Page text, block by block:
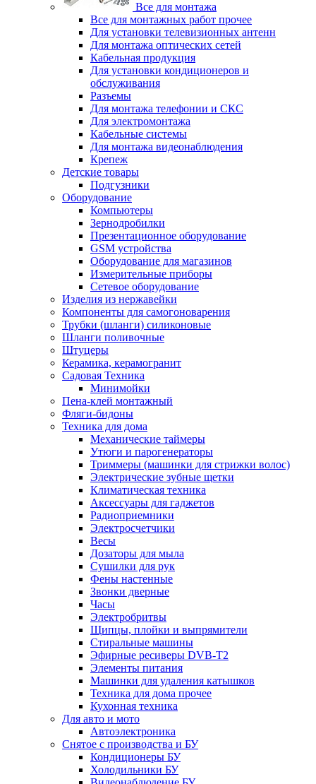
Все для монтажа
Все для монтажных работ прочее
Для установки телевизионных антенн
Для монтажа оптических сетей
Кабельная продукция
Для установки кондиционеров и
обслуживания
Разъемы
Для монтажа телефонии и СКС
Для электромонтажа
Кабельные системы
Для монтажа видеонаблюдения
Крепеж
Детские товары
Подгузники
Оборудование
Компьютеры
Зернодробилки
Презентационное оборудование
GSM устройства
Оборудование для магазинов
Измерительные приборы
Сетевое оборудование
Изделия из нержавейки
Компоненты для самогоноварения
Трубки (шланги) силиконовые
Шланги поливочные
Штуцеры
Керамика, керамогранит
Садовая Техника
Минимойки
Пена-клей монтажный
Фляги-бидоны
Техника для дома
Механические таймеры
Утюги и парогенераторы
Триммеры (машинки для стрижки волос)
Электрические зубные щетки
Климатическая техника
Аксессуары для гаджетов
Радиоприемники
Электросчетчики
Весы
Дозаторы для мыла
Сушилки для рук
Фены настенные
Звонки дверные
Часы
Электробритвы
Щипцы, плойки и выпрямители
Стиральные машины
Эфирные ресиверы DVB-T2
Элементы питания
Машинки для удаления катышков
Техника для дома прочее
Кухонная техника
Для авто и мото
Автоэлектроника
Снятое с производства и БУ
Кондиционеры БУ
Холодильники БУ